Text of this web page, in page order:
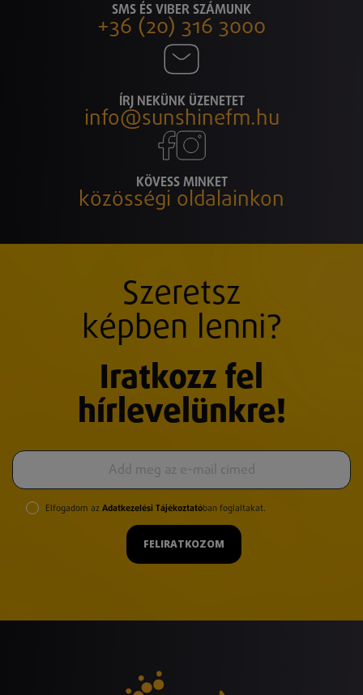
SMS ÉS VIBER SZÁMUNK
+36 (20) 316 3000
ÍRJ NEKÜNK ÜZENETET
info@sunshinefm.hu
KÖVESS MINKET
közösségi oldalainkon
Szeretsz
képben lenni?
Iratkozz fel
hírlevelünkre!
Elfogadom az Adatkezelési Tájékoztatóban foglaltakat.
FELIRATKOZOM